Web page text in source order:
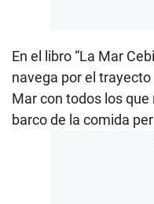
En el libro “La Mar
navega por el
Mar con todos los
barco de la comida